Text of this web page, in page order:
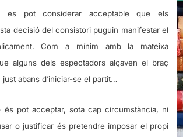
es pot considerar acceptable que els
decisió del consistori puguin manifestar el
Com a mínim amb la mateixa
alguns dels espectadors alçaven el braç
abans d’iniciar-se el partit…
és pot acceptar, sota cap circumstància, ni
o justificar és pretendre imposar el propi